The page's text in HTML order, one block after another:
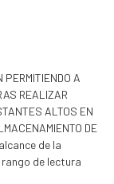
A
REALIZAR
ALTOS EN
DE
de la
de lectura